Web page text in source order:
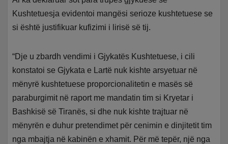
Kushtetuesja evidentoi mangësi serioze kushtetuese se
si është justifikuar kufizimi i lirisë së tij.
“Dje u zbardh vendimi i Gjykatës Kushtetuese, i cili
konstatoi se Gjykata e Lartë nuk kishte arsyetuar në
mënyrë kushtetuese proporcionalitetin e masës së
paraburgimit në raport me mandatin tim si Kryetar i
Bashkisë së Tiranës, si dhe nuk kishte trajtuar në
mënyrën e duhur pretendimet për cenimin e dinjitetit tim
nga mbajtja në kabinën e xhamit. Për më tepër, një nga